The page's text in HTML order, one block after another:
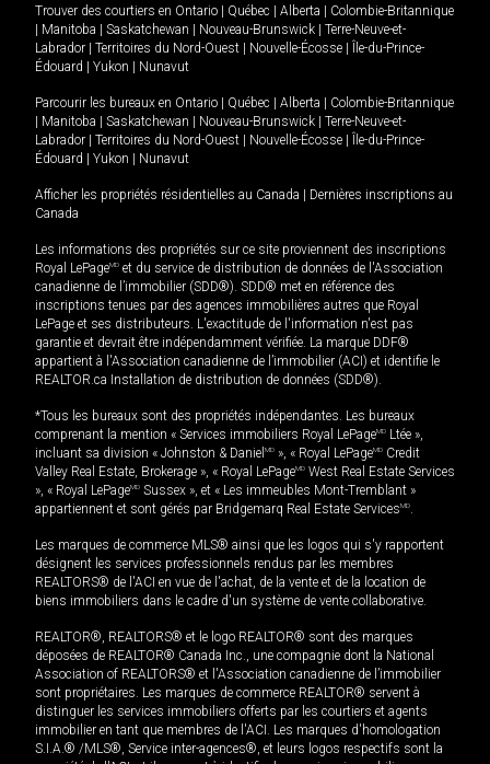
Trouver des courtiers en Ontario Québec Alberta
Colombie-Britannique
Manitoba Saskatchewan Nouveau-Brunswick
Terre-Neuve-et-
Labrador
Territoires du Nord-Ouest Nouvelle-Écosse
Île-du-Prince-
Édouard
Yukon Nunavut
Parcourir les bureaux en Ontario Québec Alberta
Colombie-Britannique
Manitoba Saskatchewan Nouveau-Brunswick
Terre-Neuve-et-
Labrador
Territoires du Nord-Ouest Nouvelle-Écosse
Île-du-Prince-
Édouard
Yukon Nunavut
Afficher les propriétés résidentielles au Canada
Dernières inscriptions au
Canada
Les informations des propriétés sur ce site proviennent des inscriptions
Royal LePageMD et du service de distribution de données de l'Association
canadienne de l’immobilier (SDD®). SDD® met en référence des
inscriptions tenues par des agences immobilières autres que Royal
LePage et ses distributeurs. L'exactitude de l'information n'est pas
garantie et devrait être indépendamment vérifiée. La marque DDF®
appartient à l'Association canadienne de l’immobilier (ACI) et identifie le
REALTOR.ca Installation de distribution de données (SDD®).
*Tous les bureaux sont des propriétés indépendantes. Les bureaux
comprenant la mention « Services immobiliers Royal LePageMD Ltée »,
incluant sa division « Johnston & Daniel MD », « Royal LePageMD Credit
Valley Real Estate, Brokerage », « Royal LePageMD West Real Estate Services
», « Royal LePageMD Sussex », et « Les immeubles Mont-Tremblant »
appartiennent et sont gérés par Bridgemarq Real Estate ServicesMD.
Les marques de commerce MLS® ainsi que les logos qui s'y rapportent
désignent les services professionnels rendus par les membres
REALTORS® de l'ACI en vue de l'achat, de la vente et de la location de
biens immobiliers dans le cadre d'un système de vente collaborative.
REALTOR®, REALTORS® et le logo REALTOR® sont des marques
déposées de REALTOR® Canada Inc., une compagnie dont la National
Association of REALTORS® et l'Association canadienne de l’immobilier
sont propriétaires. Les marques de commerce REALTOR® servent à
distinguer les services immobiliers offerts par les courtiers et agents
immobilier en tant que membres de l'ACI. Les marques d'homologation
S.I.A.® /MLS®, Service inter-agences®, et leurs logos respectifs sont la